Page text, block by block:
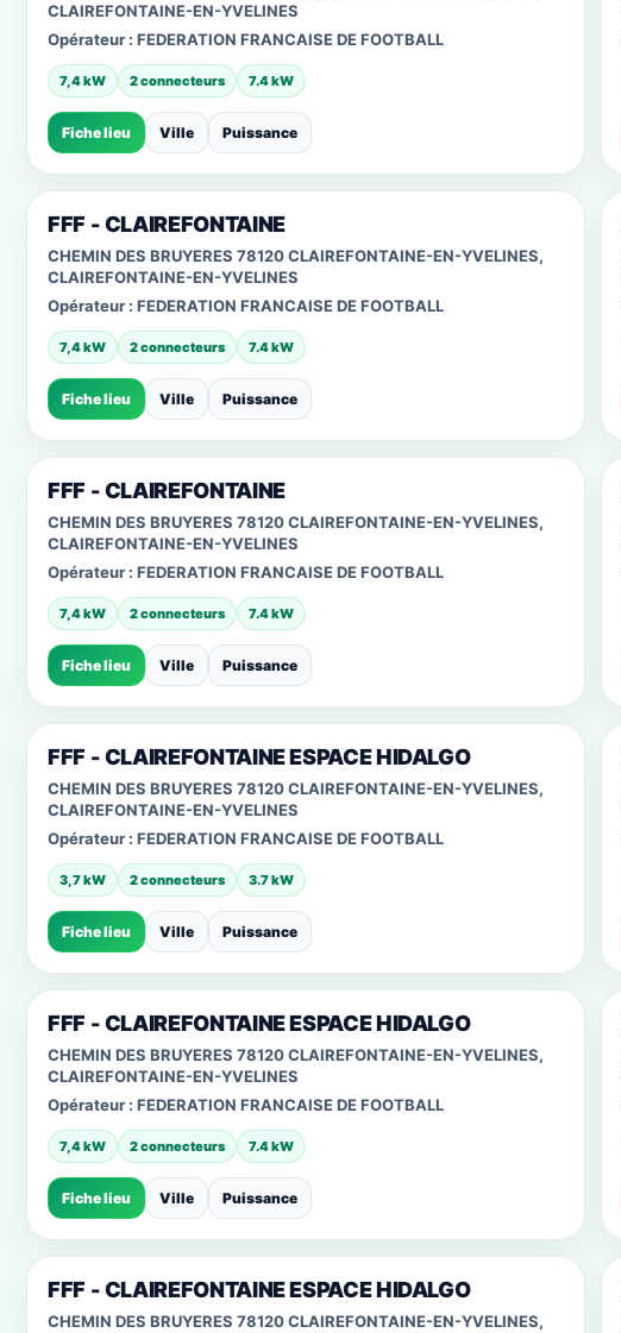
CLAIREFONTAINE-EN-YVELINES
Opérateur : FEDERATION FRANCAISE DE FOOTBALL
7,4 kW 2 connecteurs 7.4 kW
Fiche lieu Ville Puissance
FFF - CLAIREFONTAINE
CHEMIN DES BRUYERES 78120 CLAIREFONTAINE-EN-YVELINES,
CLAIREFONTAINE-EN-YVELINES
Opérateur : FEDERATION FRANCAISE DE FOOTBALL
7,4 kW 2 connecteurs 7.4 kW
Fiche lieu Ville Puissance
FFF - CLAIREFONTAINE
CHEMIN DES BRUYERES 78120 CLAIREFONTAINE-EN-YVELINES,
CLAIREFONTAINE-EN-YVELINES
Opérateur : FEDERATION FRANCAISE DE FOOTBALL
7,4 kW 2 connecteurs 7.4 kW
Fiche lieu Ville Puissance
FFF - CLAIREFONTAINE ESPACE HIDALGO
CHEMIN DES BRUYERES 78120 CLAIREFONTAINE-EN-YVELINES,
CLAIREFONTAINE-EN-YVELINES
Opérateur : FEDERATION FRANCAISE DE FOOTBALL
3,7 kW 2 connecteurs 3.7 kW
Fiche lieu Ville Puissance
FFF - CLAIREFONTAINE ESPACE HIDALGO
CHEMIN DES BRUYERES 78120 CLAIREFONTAINE-EN-YVELINES,
CLAIREFONTAINE-EN-YVELINES
Opérateur : FEDERATION FRANCAISE DE FOOTBALL
7,4 kW 2 connecteurs 7.4 kW
Fiche lieu Ville Puissance
FFF - CLAIREFONTAINE ESPACE HIDALGO
CHEMIN DES BRUYERES 78120 CLAIREFONTAINE-EN-YVELINES,